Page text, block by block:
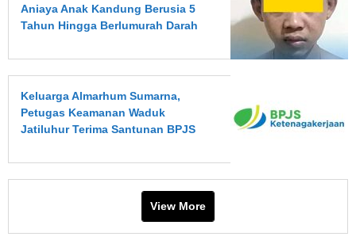
Aniaya Anak Kandung Berusia 5
Tahun Hingga Berlumurah Darah
Keluarga Almarhum Sumarna,
Petugas Keamanan Waduk
Jatiluhur Terima Santunan BPJS
View More